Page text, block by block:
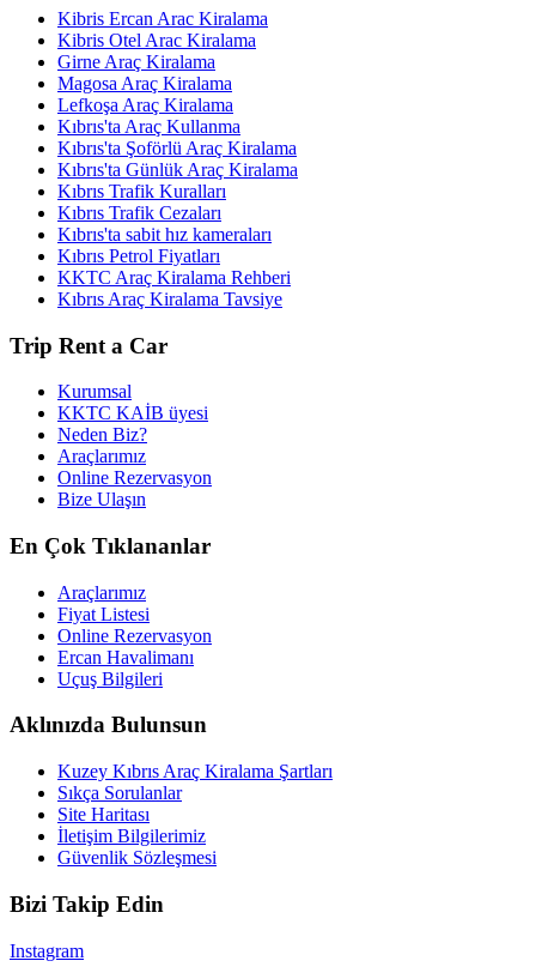
Kibris Ercan Arac Kiralama
Kibris Otel Arac Kiralama
Girne Araç Kiralama
Magosa Araç Kiralama
Lefkoşa Araç Kiralama
Kıbrıs'ta Araç Kullanma
Kıbrıs'ta Şoförlü Araç Kiralama
Kıbrıs'ta Günlük Araç Kiralama
Kıbrıs Trafik Kuralları
Kıbrıs Trafik Cezaları
Kıbrıs'ta sabit hız kameraları
Kıbrıs Petrol Fiyatları
KKTC Araç Kiralama Rehberi
Kıbrıs Araç Kiralama Tavsiye
Trip Rent a Car
Kurumsal
KKTC KAİB üyesi
Neden Biz?
Araçlarımız
Online Rezervasyon
Bize Ulaşın
En Çok Tıklananlar
Araçlarımız
Fiyat Listesi
Online Rezervasyon
Ercan Havalimanı
Uçuş Bilgileri
Aklınızda Bulunsun
Kuzey Kıbrıs Araç Kiralama Şartları
Sıkça Sorulanlar
Site Haritası
İletişim Bilgilerimiz
Güvenlik Sözleşmesi
Bizi Takip Edin
Instagram